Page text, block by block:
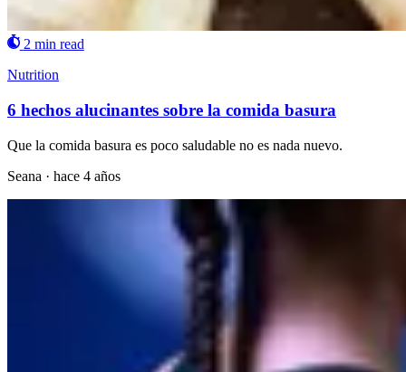
2 min read
Nutrition
6 hechos alucinantes sobre la comida basura
Que la comida basura es poco saludable no es nada nuevo.
Seana · hace 4 años